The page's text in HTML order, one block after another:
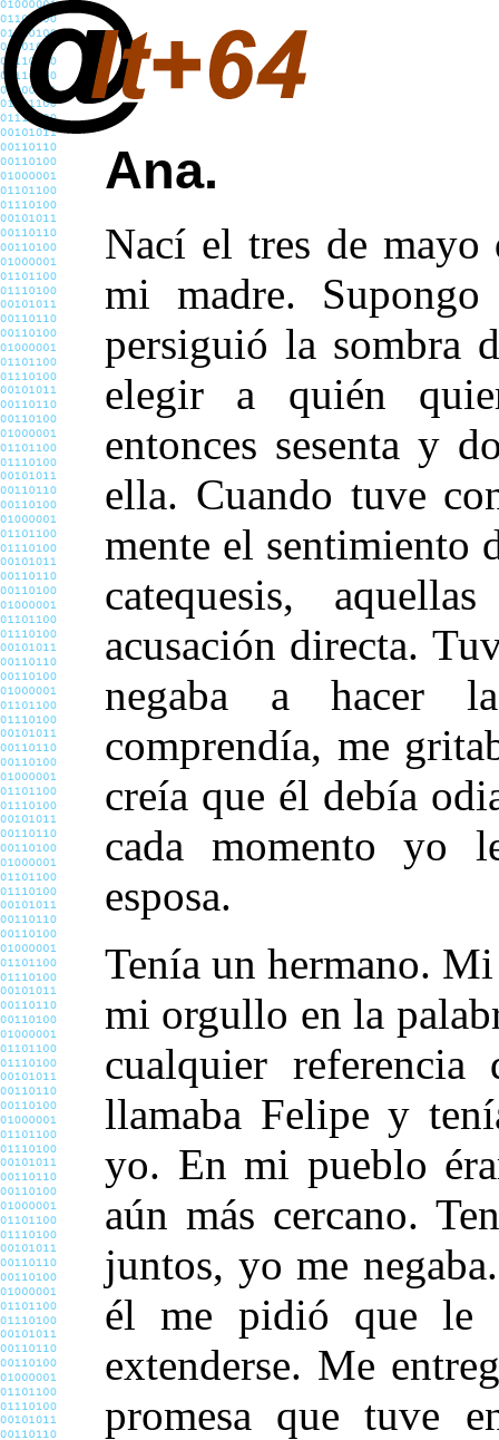
Ana.
Nací el tres de
mi madre.
persiguió la sombra
elegir a quién
entonces sesenta y
ella. Cuando tuve
mente el sentimiento
catequesis,
acusación directa.
negaba a hacer
comprendía, me
creía que él debía
cada momento yo
esposa.
Tenía un hermano.
mi orgullo en la
cualquier
llamaba Felipe y
yo. En mi pueblo
aún más cercano.
juntos, yo me
él me pidió que le
extenderse. Me
promesa que tuve